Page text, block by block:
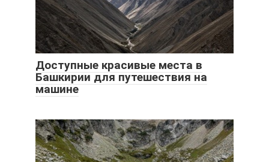
Доступные красивые места в
Башкирии для путешествия на
машине